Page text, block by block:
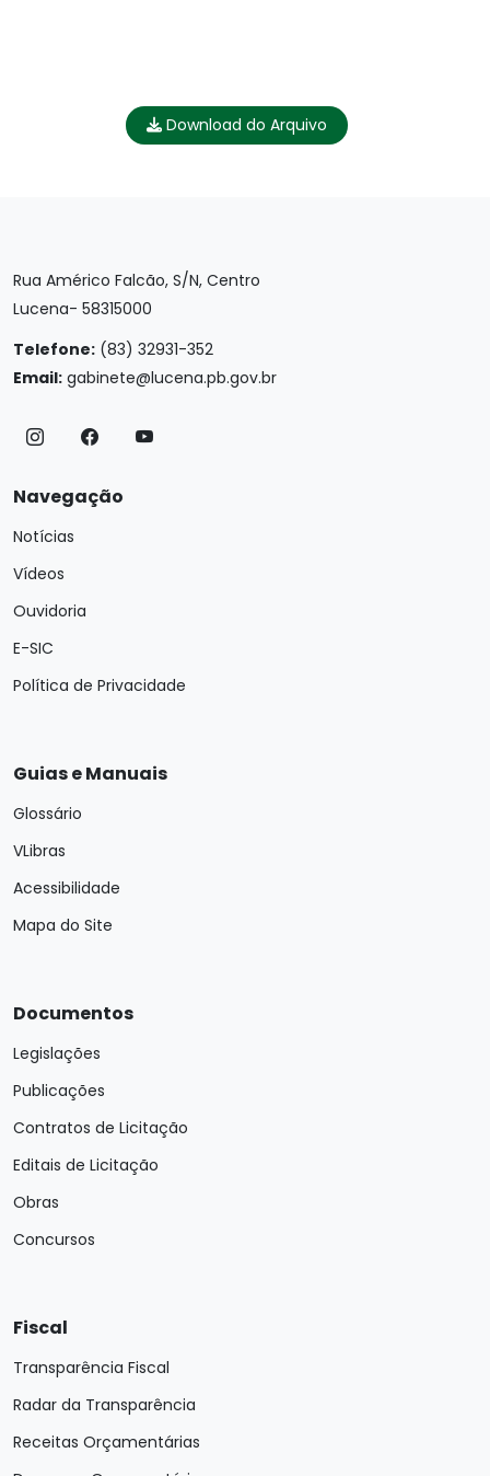
Download do Arquivo
Rua Américo Falcão, S/N, Centro
Lucena- 58315000
Telefone: (83) 32931-352
Email: gabinete@lucena.pb.gov.br
Navegação
Notícias
Vídeos
Ouvidoria
E-SIC
Política de Privacidade
Guias e Manuais
Glossário
VLibras
Acessibilidade
Mapa do Site
Documentos
Legislações
Publicações
Contratos de Licitação
Editais de Licitação
Obras
Concursos
Fiscal
Transparência Fiscal
Radar da Transparência
Receitas Orçamentárias